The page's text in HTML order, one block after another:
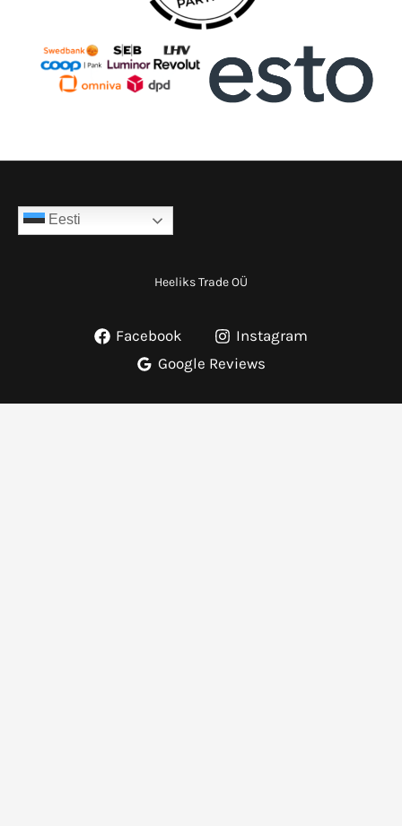
Eesti
Heeliks Trade OÜ
Facebook
Instagram
Google Reviews